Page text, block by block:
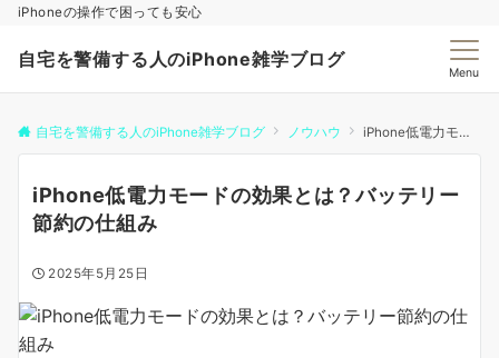
iPhoneの操作で困っても安心
自宅を警備する人のiPhone雑学ブログ
Menu
自宅を警備する人のiPhone雑学ブログ ノウハウ iPhone低電力モードの効果とは？バッテリー節約の仕組み
iPhone低電力モードの効果とは？バッテリー
節約の仕組み
2025年5月25日